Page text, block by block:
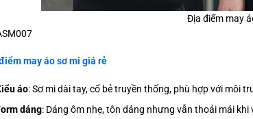
Địa điểm may
may áo sơ mi giá rẻ
áo: Sơ mi dài tay, cổ bẻ truyền thống, phù hợp với môi
dáng: Dáng ôm nhẹ, tôn dáng nhưng vẫn thoải mái